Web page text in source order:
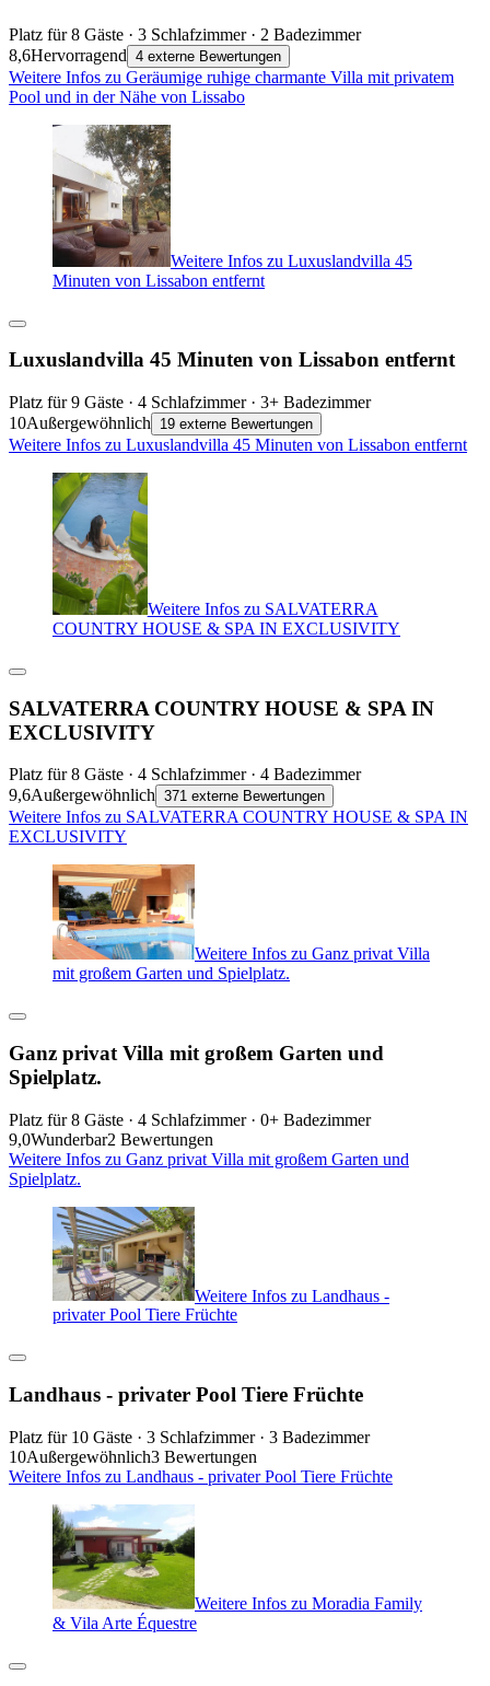
Platz für 8 Gäste · 3 Schlafzimmer · 2 Badezimmer
8,6Hervorragend 4 externe Bewertungen
Weitere Infos zu Geräumige ruhige charmante Villa mit privatem
Pool und in der Nähe von Lissabo
Weitere Infos zu Luxuslandvilla 45
Minuten von Lissabon entfernt
Luxuslandvilla 45 Minuten von Lissabon entfernt
Platz für 9 Gäste · 4 Schlafzimmer · 3+ Badezimmer
10Außergewöhnlich 19 externe Bewertungen
Weitere Infos zu Luxuslandvilla 45 Minuten von Lissabon entfernt
Weitere Infos zu SALVATERRA
COUNTRY HOUSE & SPA IN EXCLUSIVITY
SALVATERRA COUNTRY HOUSE & SPA IN
EXCLUSIVITY
Platz für 8 Gäste · 4 Schlafzimmer · 4 Badezimmer
9,6Außergewöhnlich 371 externe Bewertungen
Weitere Infos zu SALVATERRA COUNTRY HOUSE & SPA IN
EXCLUSIVITY
Weitere Infos zu Ganz privat Villa
mit großem Garten und Spielplatz.
Ganz privat Villa mit großem Garten und
Spielplatz.
Platz für 8 Gäste · 4 Schlafzimmer · 0+ Badezimmer
9,0Wunderbar2 Bewertungen
Weitere Infos zu Ganz privat Villa mit großem Garten und
Spielplatz.
Weitere Infos zu Landhaus -
privater Pool Tiere Früchte
Landhaus - privater Pool Tiere Früchte
Platz für 10 Gäste · 3 Schlafzimmer · 3 Badezimmer
10Außergewöhnlich3 Bewertungen
Weitere Infos zu Landhaus - privater Pool Tiere Früchte
Weitere Infos zu Moradia Family
& Vila Arte Équestre